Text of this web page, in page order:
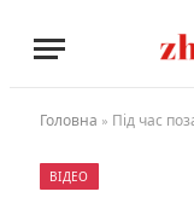
Головна » Під час позачергової сесії
ВІДЕО